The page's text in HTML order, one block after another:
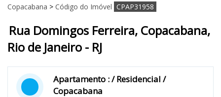
Copacabana > Código do Imóvel CPAP31958
Rua Domingos Ferreira, Copacabana,
Rio de Janeiro - RJ
Apartamento : / Residencial /
Copacabana